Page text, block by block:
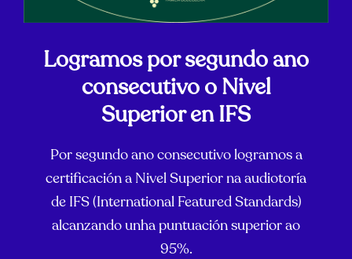
Logramos por segundo ano
consecutivo o Nivel
Superior en IFS
Por segundo ano consecutivo logramos a
certificación a Nivel Superior na audiotoría
de IFS (International Featured Standards)
alcanzando unha puntuación superior ao
95%.